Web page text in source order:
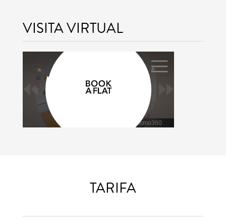
VISITA VIRTUAL
TARIFA